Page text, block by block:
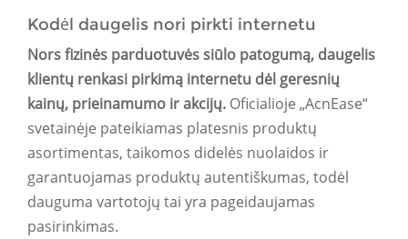
Kodėl daugelis nori pirkti internetu
Nors fizinės parduotuvės siūlo patogumą, daugelis
klientų renkasi pirkimą internetu dėl geresnių
kainų, prieinamumo ir akcijų. Oficialioje „AcnEase“
svetainėje pateikiamas platesnis produktų
asortimentas, taikomos didelės nuolaidos ir
garantuojamas produktų autentiškumas, todėl
dauguma vartotojų tai yra pageidaujamas
pasirinkimas.